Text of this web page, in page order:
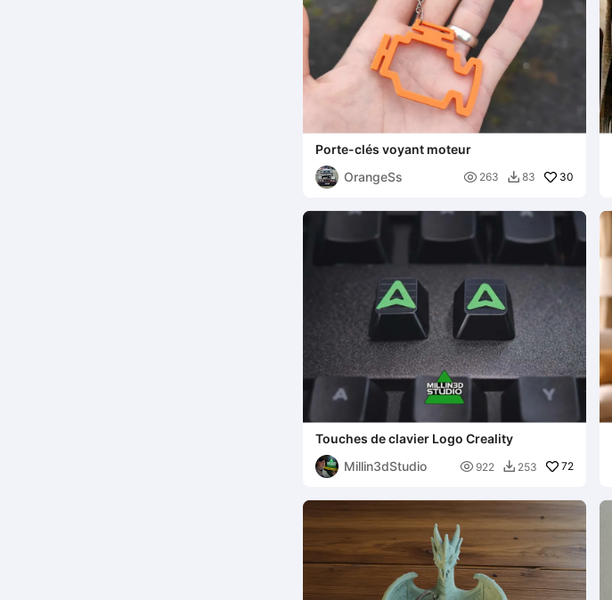
Porte-clés voyant moteur
OrangeSs
 263  83 30
Touches de clavier Logo Creality
Millin3dStudio
 922  253 72